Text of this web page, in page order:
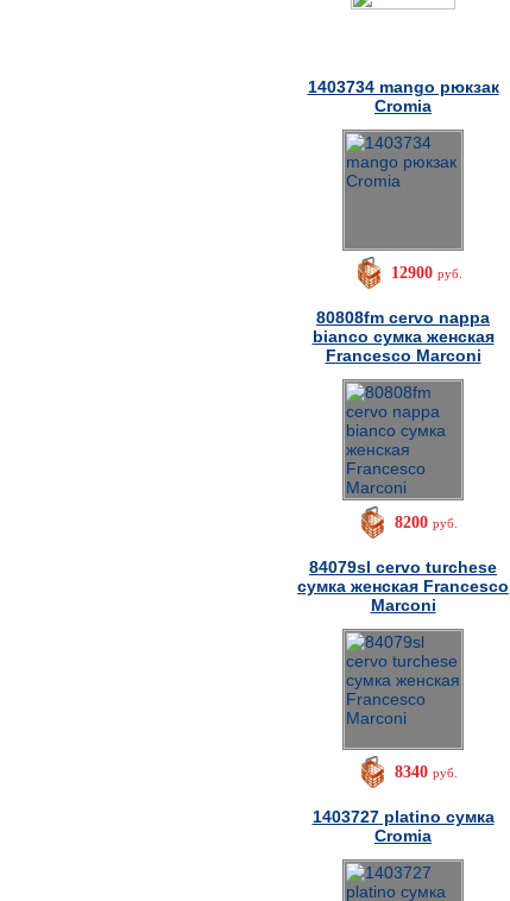
1403734 mango рюкзак
Cromia
12900 руб.
80808fm cervo nappa
bianco сумка женская
Francesco Marconi
8200 руб.
84079sl cervo turchese
сумка женская Francesco
Marconi
8340 руб.
1403727 platino сумка
Cromia